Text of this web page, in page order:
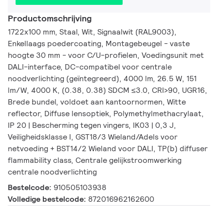
Productomschrijving
1722x100 mm, Staal, Wit, Signaalwit (RAL9003),
Enkellaags poedercoating, Montagebeugel - vaste
hoogte 30 mm - voor C/U-profielen, Voedingsunit met
DALI-interface, DC-compatibel voor centrale
noodverlichting (geïntegreerd), 4000 lm, 26.5 W, 151
lm/W, 4000 K, (0.38, 0.38) SDCM ≤3.0, CRI>90, UGR16,
Brede bundel, voldoet aan kantoornormen, Witte
reflector, Diffuse lensoptiek, Polymethylmethacrylaat,
IP 20 | Bescherming tegen vingers, IK03 | 0,3 J,
Veiligheidsklasse I, GST18/3 Wieland/Adels voor
netvoeding + BST14/2 Wieland voor DALI, TP(b) diffuser
flammability class, Centrale gelijkstroomwerking
centrale noodverlichting
Bestelcode: 910505103938
Volledige bestelcode: 872016962162600